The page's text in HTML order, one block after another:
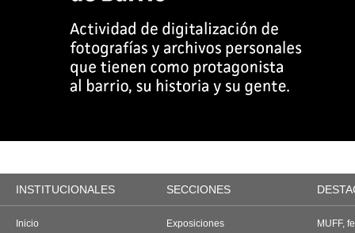
INSTITUCIONALES SECCIONES
Inicio
Exposiciones
MUFF,